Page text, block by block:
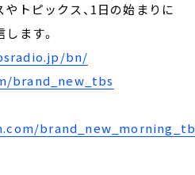
トピックス、1日の始まりに
ます。
bn/
brand_new_tbs